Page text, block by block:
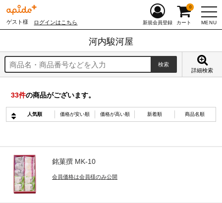
ゲスト様 ログインはこちら MENU
新規会員登録 カート
0
河内駿河屋
詳細検索
33件の商品がございます。
人気順 価格が安い順 価格が高い順 新着順 商品名順
銘菓撰 MK-10
会員価格は会員様のみ公開